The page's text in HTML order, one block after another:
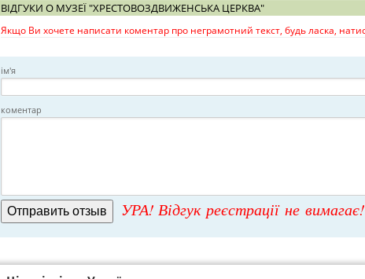
ВІДГУКИ О МУЗЕЇ "ХРЕСТОВОЗДВИЖЕНСЬКА ЦЕРКВА"
Якщо Ви хочете написати коментар про неграмотний текст, будь ласка,
ім'я
коментар
УРА! Відгук реєстрації не вимагає!